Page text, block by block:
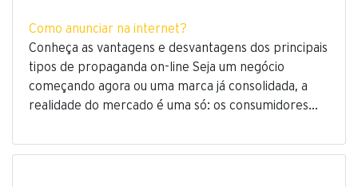
Como anunciar na internet?
Conheça as vantagens e desvantagens dos principais
tipos de propaganda on-line Seja um negócio
começando agora ou uma marca já consolidada, a
realidade do mercado é uma só: os consumidores…